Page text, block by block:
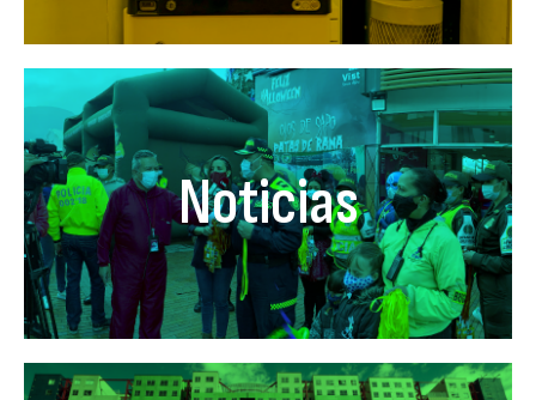
Noticias